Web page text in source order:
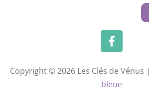
Copyright © 2026 Les Clés de Vénus |
bleue